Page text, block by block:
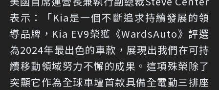
表示：「Kia是一個不斷追求持續發展的領
導品牌，Kia EV9榮獲《WardsAuto》評選
為2024年最出色的車款，展現出我們在可持
續移動領域努力不懈的成果。這項殊榮除了
突顯它作為全球車壇首款具備全電動三排座